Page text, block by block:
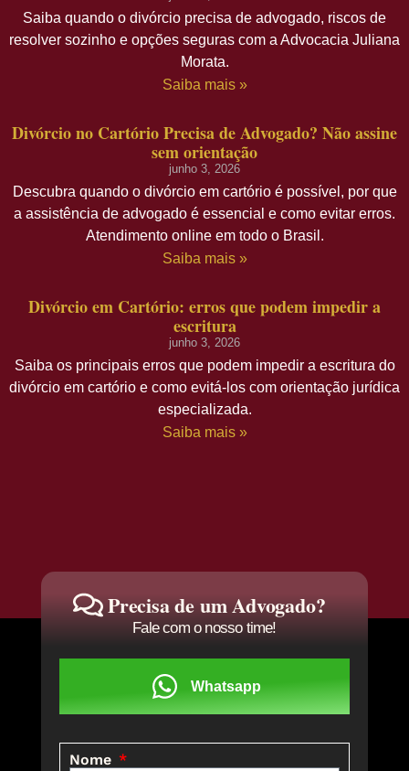
Saiba quando o divórcio precisa de advogado, riscos de
resolver sozinho e opções seguras com a Advocacia Juliana
Morata.
Saiba mais »
Divórcio no Cartório Precisa de Advogado? Não assine
sem orientação
junho 3, 2026
Descubra quando o divórcio em cartório é possível, por que
a assistência de advogado é essencial e como evitar erros.
Atendimento online em todo o Brasil.
Saiba mais »
Divórcio em Cartório: erros que podem impedir a
escritura
junho 3, 2026
Saiba os principais erros que podem impedir a escritura do
divórcio em cartório e como evitá-los com orientação jurídica
especializada.
Saiba mais »
Precisa de um Advogado?
Fale com o nosso time!
Whatsapp
Nome